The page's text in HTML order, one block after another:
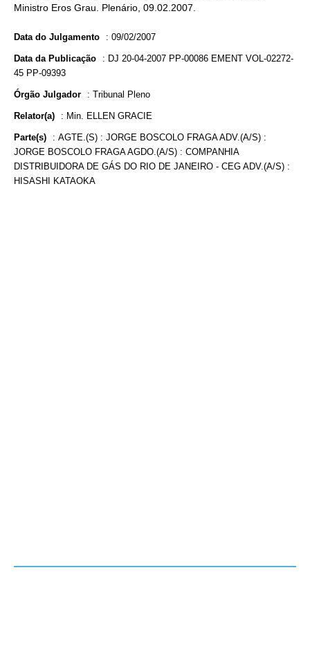
Ministro Eros Grau. Plenário, 09.02.2007.
Data do Julgamento : 09/02/2007
Data da Publicação : DJ 20-04-2007 PP-00086 EMENT VOL-02272-
45 PP-09393
Órgão Julgador : Tribunal Pleno
Relator(a) : Min. ELLEN GRACIE
Parte(s) : AGTE.(S) : JORGE BOSCOLO FRAGA ADV.(A/S) :
JORGE BOSCOLO FRAGA AGDO.(A/S) : COMPANHIA
DISTRIBUIDORA DE GÁS DO RIO DE JANEIRO - CEG ADV.(A/S) :
HISASHI KATAOKA